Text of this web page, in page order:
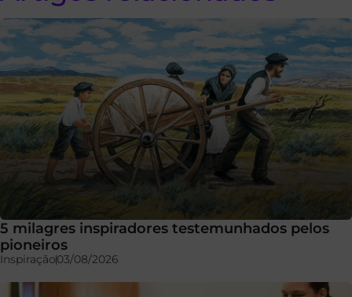
5 milagres inspiradores testemunhados pelos
pioneiros
Inspiração03/08/2026